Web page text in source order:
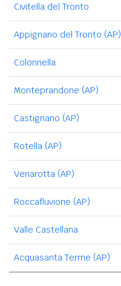
Civitella del Tronto
Appignano del Tronto (AP)
Colonnella
Monteprandone (AP)
Castignano (AP)
Rotella (AP)
Venarotta (AP)
Roccafluvione (AP)
Valle Castellana
Acquasanta Terme (AP)